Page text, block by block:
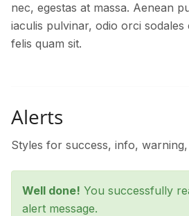
nec, egestas at massa. Aenean
iaculis pulvinar, odio orci
felis quam sit.
Alerts
Styles for success, info,
Well done! You successfully
alert message.